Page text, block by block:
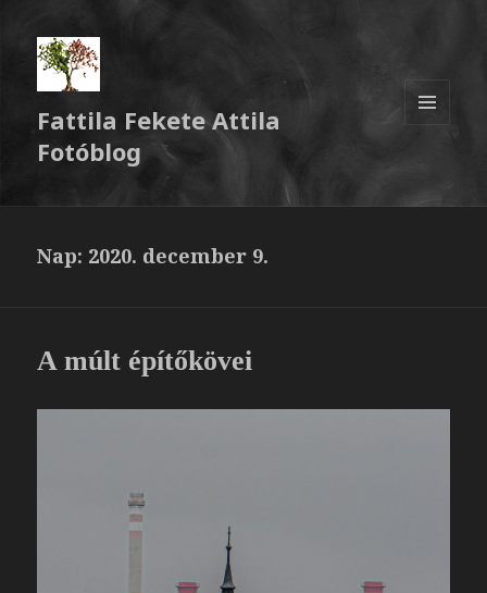
Fattila Fekete Attila
Fotóblog
Nap: 2020. december 9.
A múlt építőkövei